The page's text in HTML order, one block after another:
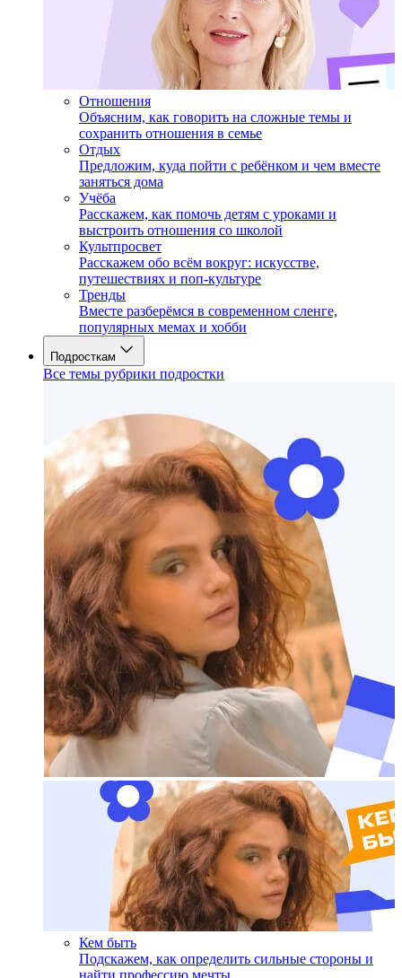
Отношения
Объясним, как говорить на сложные темы и
сохранить отношения в семье
Отдых
Предложим, куда пойти с ребёнком и чем вместе
заняться дома
Учёба
Расскажем, как помочь детям с уроками и
выстроить отношения со школой
Культпросвет
Расскажем обо всём вокруг: искусстве,
путешествиях и поп-культуре
Тренды
Вместе разберёмся в современном сленге,
популярных мемах и хобби
Подросткам
Все темы рубрики подростки
Кем быть
Подскажем, как определить сильные стороны и
найти профессию мечты